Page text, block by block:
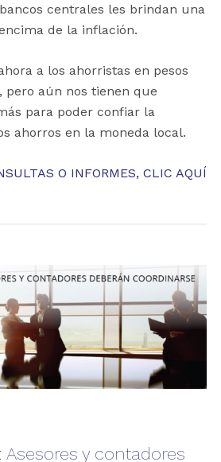
centrales les brindan una
de la inflación.
a los ahorristas en pesos
pero aún nos tienen que
para poder confiar la
ahorros en la moneda local.
O INFORMES, CLIC AQUÍ
y contadores